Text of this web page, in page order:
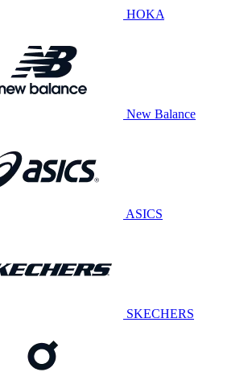
HOKA
New Balance
ASICS
SKECHERS